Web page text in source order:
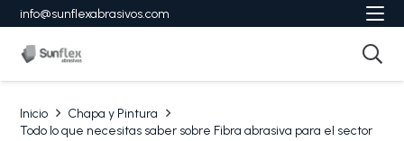
info@sunflexabrasivos.com
Inicio
Chapa y Pintura
Todo lo que necesitas saber sobre Fibra abrasiva para el sector